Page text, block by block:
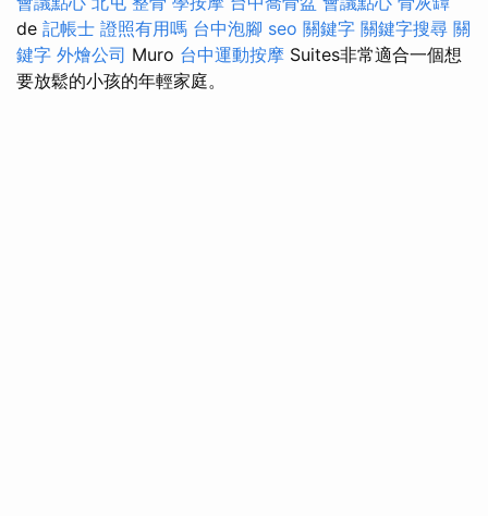
de 記帳士 證照有用嗎 台中泡腳 seo 關鍵字 關鍵字搜尋 關
鍵字 外燴公司 Muro 台中運動按摩 Suites非常適合一個想
要放鬆的小孩的年輕家庭。